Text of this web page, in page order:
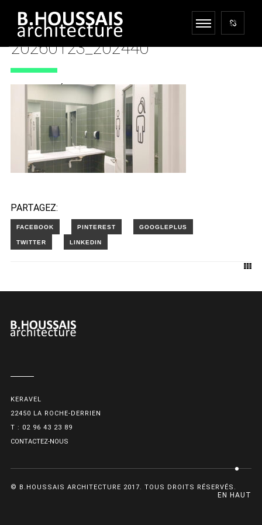
20260123_202440
5 FÉVRIER 2026
PARTAGEZ:
KERAVEL
22450 LA ROCHE-DERRIEN
T : 02 96 43 23 89
CONTACTEZ-NOUS
© B.HOUSSAIS ARCHITECTURE 2017. TOUS DROITS RÉSERVÉS.
EN HAUT